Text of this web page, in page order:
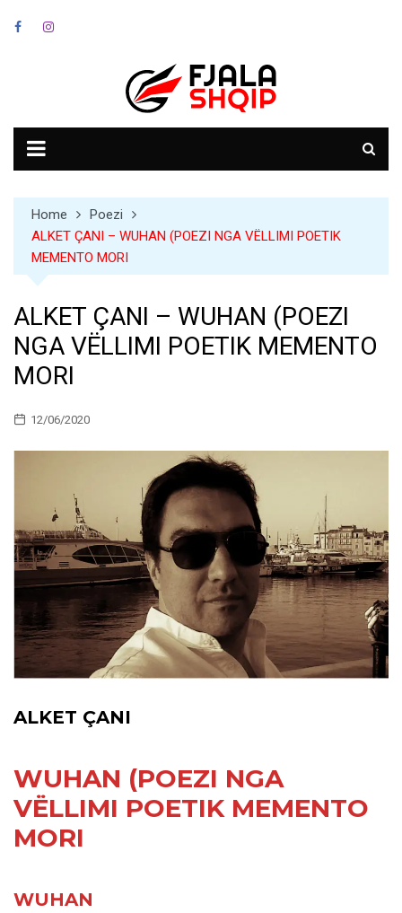
Home
Poezi
ALKET ÇANI – WUHAN (POEZI NGA VËLLIMI POETIK
MEMENTO MORI
ALKET ÇANI – WUHAN (POEZI
NGA VËLLIMI POETIK MEMENTO
MORI
12/06/2020
ALKET ÇANI
WUHAN (POEZI NGA
VËLLIMI POETIK MEMENTO
MORI
WUHAN